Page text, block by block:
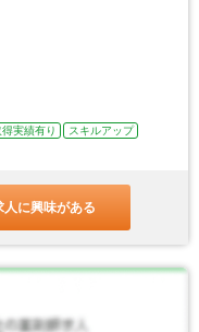
実績有り
スキルアップ
人に興味がある